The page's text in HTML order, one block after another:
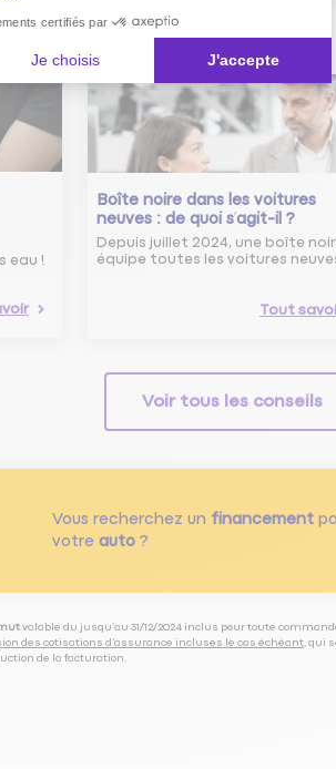
eau !
Boîte noire dans les voitures
neuves : de quoi s’agit-il ?
Depuis juillet 2024, une boîte
équipe toutes les voitures
Tout
Voir tous les conseils
Vous recherchez un financement
votre auto?
valable du jusqu’au 31/12/2024 inclus pour toute
des cotisations d’assurance incluses le cas échéant , qui
de la facturation.
certifiés par
Je choisis J'accepte